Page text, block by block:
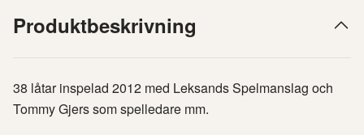
Produktbeskrivning
38 låtar inspelad 2012 med Leksands Spelmanslag och
Tommy Gjers som spelledare mm.